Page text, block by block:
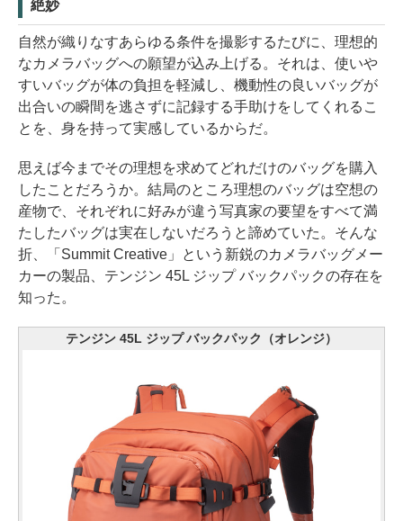
絶妙
自然が織りなすあらゆる条件を撮影するたびに、理想的
なカメラバッグへの願望が込み上げる。それは、使いや
すいバッグが体の負担を軽減し、機動性の良いバッグが
出合いの瞬間を逃さずに記録する手助けをしてくれるこ
とを、身を持って実感しているからだ。
思えば今までその理想を求めてどれだけのバッグを購入
したことだろうか。結局のところ理想のバッグは空想の
産物で、それぞれに好みが違う写真家の要望をすべて満
たしたバッグは実在しないだろうと諦めていた。そんな
折、「Summit Creative」という新鋭のカメラバッグメー
カーの製品、テンジン 45L ジップ バックパックの存在を
知った。
テンジン 45L ジップ バックパック（オレンジ）